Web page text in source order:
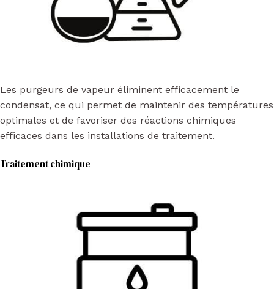
Les purgeurs de vapeur éliminent efficacement le
condensat, ce qui permet de maintenir des températures
optimales et de favoriser des réactions chimiques
efficaces dans les installations de traitement.
Traitement chimique